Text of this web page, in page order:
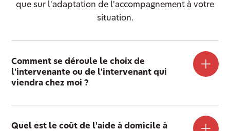
que sur l'adaptation de l'accompagnement à votre
situation.
Comment se déroule le choix de
l'intervenante ou de l'intervenant qui
viendra chez moi ?
Quel est le coût de l'aide à domicile à